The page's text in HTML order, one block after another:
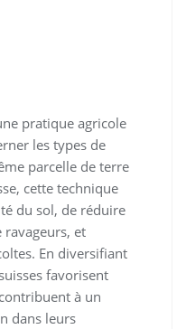
pratique agricole
les types de
parcelle de terre
cette technique
du sol, de réduire
ravageurs, et
En diversifiant
favorisent
à un
dans leurs